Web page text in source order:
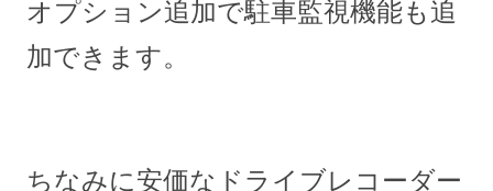
オプション追加で駐車監視機能も追
加できます。
ちなみに安価なドライブレコーダー